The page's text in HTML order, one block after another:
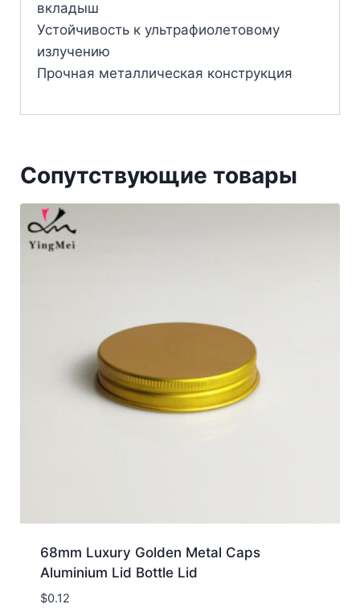
вкладыш
Устойчивость к ультрафиолетовому
излучению
Прочная металлическая конструкция
Сопутствующие товары
68mm Luxury Golden Metal Caps
Aluminium Lid Bottle Lid
$0.12